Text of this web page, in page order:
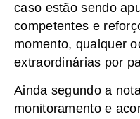
caso estão sendo
competentes e
momento, qualquer
extraordinárias por
Ainda segundo a
monitoramento e